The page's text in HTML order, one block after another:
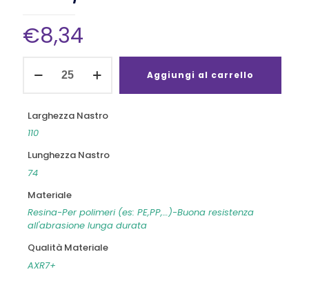
€8,34
Nero
110mm
quantità
Aggiungi al carrello
Larghezza Nastro
110
Lunghezza Nastro
74
Materiale
Resina-Per polimeri (es: PE,PP,…)-Buona resistenza
all'abrasione lunga durata
Qualità Materiale
AXR7+